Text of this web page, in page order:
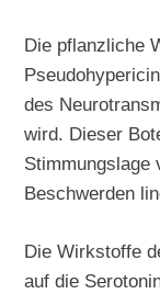
Die pflanzliche
des
wird. Dieser
Stimmungslage
Beschwerden
Die Wirkstoffe
auf die